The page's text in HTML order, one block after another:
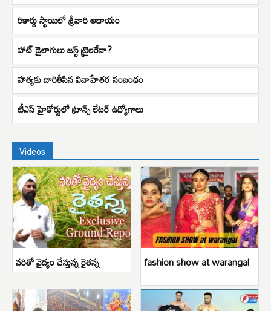
రికార్డు స్థాయిలో శ్రీవారి ఆదాయం
హాట్ డైలాగులు జస్ట్ ట్రైలరేనా?
హత్యకు దారితీసిన వివాహేతర సంబంధం
టీఎస్ హైకోర్టులో ట్రాన్స్ లేటర్ ఉద్యోగాలు
Videos
వరితో వైద్యం చేస్తున్న రైతన్న fashion show at warangal